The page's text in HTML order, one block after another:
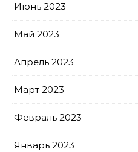
Июнь 2023
Май 2023
Апрель 2023
Март 2023
Февраль 2023
Январь 2023